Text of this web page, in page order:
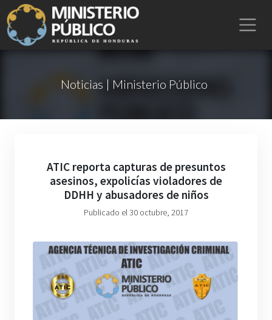
Noticias | Ministerio Público
ATIC reporta capturas de presuntos
asesinos, expolicías violadores de
DDHH y abusadores de niños
Publicado el 30 octubre, 2017